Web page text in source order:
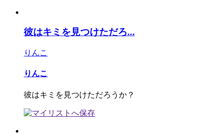
彼はキミを見つけただろ...
りんこ
りんこ
彼はキミを見つけただろうか？